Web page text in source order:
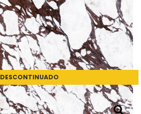
DESCONTINUADO